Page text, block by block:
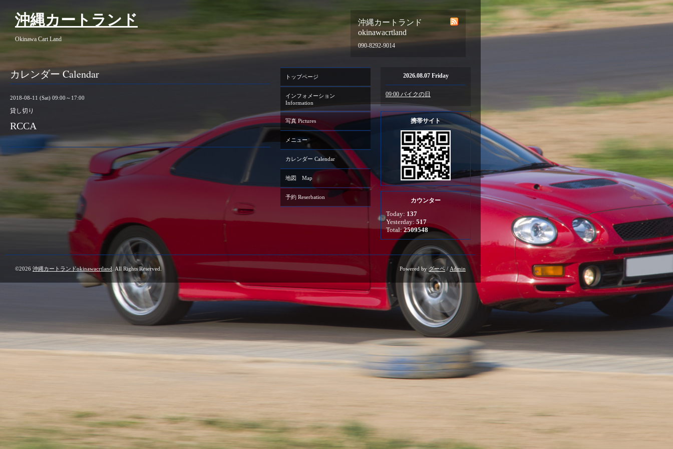
沖縄カートランド
okinawacrtland
090-8292-9014
沖縄カートランド
Okinawa Cart Land
カレンダー Calendar
2018-08-11 (Sat) 09:00～17:00
貸し切り
RCCA
トップページ
インフォメーション
Information
写真 Pictures
メニュー
カレンダー Calendar
地図 Map
予約 Reserbation
2026.08.07 Friday
09:00 バイクの日
携帯サイト
カウンター
Today: 137
Yesterday: 517
Total:2509548
©2026 沖縄カートランドokinawacrtland . All Rights Reserved. Powered by グーペ / Admin